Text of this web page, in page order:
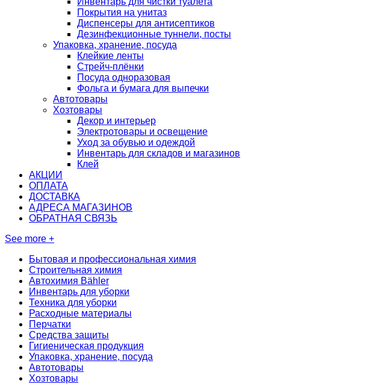
Покрытия на унитаз
Диспенсеры для антисептиков
Дезинфекционные туннели, посты
Упаковка, хранение, посуда
Клейкие ленты
Стрейч-плёнки
Посуда одноразовая
Фольга и бумага для выпечки
Автотовары
Хозтовары
Декор и интерьер
Электротовары и освещение
Уход за обувью и одеждой
Инвентарь для складов и магазинов
Клей
АКЦИИ
ОПЛАТА
ДОСТАВКА
АДРЕСА МАГАЗИНОВ
ОБРАТНАЯ СВЯЗЬ
See more +
Бытовая и профессиональная химия
Строительная химия
Автохимия Bähler
Инвентарь для уборки
Техника для уборки
Расходные материалы
Перчатки
Средства защиты
Гигиеническая продукция
Упаковка, хранение, посуда
Автотовары
Хозтовары